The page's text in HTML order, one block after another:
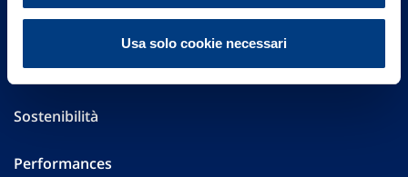
Usa solo cookie necessari
Altre informazioni
Sostenibilità
Performances